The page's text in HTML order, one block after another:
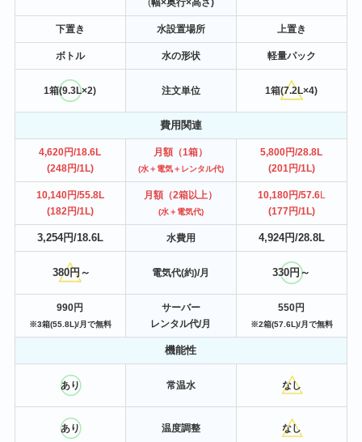
(幅×奥行×高さ)
下置き 水設置場所 上置き
ボトル 水の形状 軽量パック
1箱(9.3L×2) 注文単位 1箱(7.2L×4)
費用関連
4,620円/18.6L
(248円/1L)
月額（1箱）
(水＋電気＋レンタル代)
5,800円/28.8L
(201円/1L)
10,140円/55.8L
(182円/1L)
月額（2箱以上）
(水＋電気代)
10,180円/57.6L
(177円/1L)
3,254円/18.6L 水費用 4,924円/28.8L
380円～ 電気代(約)/月 330円～
990円
※3箱(55.8L)/月で無料
サーバー
レンタル代/月
550円
※2箱(57.6L)/月で無料
機能性
あり 常温水 なし
あり 温度調整 なし